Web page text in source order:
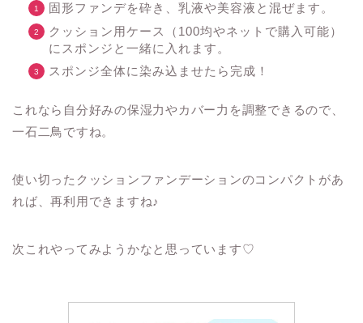
固形ファンデを砕き、乳液や美容液と混ぜます。
クッション用ケース（100均やネットで購入可能）
にスポンジと一緒に入れます。
スポンジ全体に染み込ませたら完成！
これなら自分好みの保湿力やカバー力を調整できるので、
一石二鳥ですね。
使い切ったクッションファンデーションのコンパクトがあ
れば、再利用できますね♪
次これやってみようかなと思っています♡